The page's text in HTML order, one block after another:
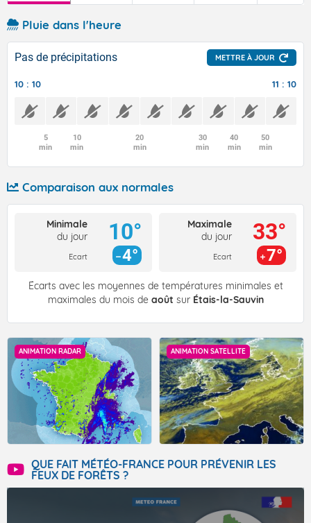
Pluie dans l'heure
Pas de précipitations METTRE À JOUR
10 : 10 11 : 10
5
min
10
min
20
min
30
min
40
min
50
min
Comparaison aux normales
Minimale
du jour
Ecart
10°
4°
Maximale
du jour
Ecart
33°
7°
Écarts avec les moyennes de températures minimales et
maximales du mois de août sur Étais-la-Sauvin
ANIMATION RADAR ANIMATION SATELLITE
QUE FAIT MÉTÉO-FRANCE POUR PRÉVENIR LES
FEUX DE FORÊTS ?